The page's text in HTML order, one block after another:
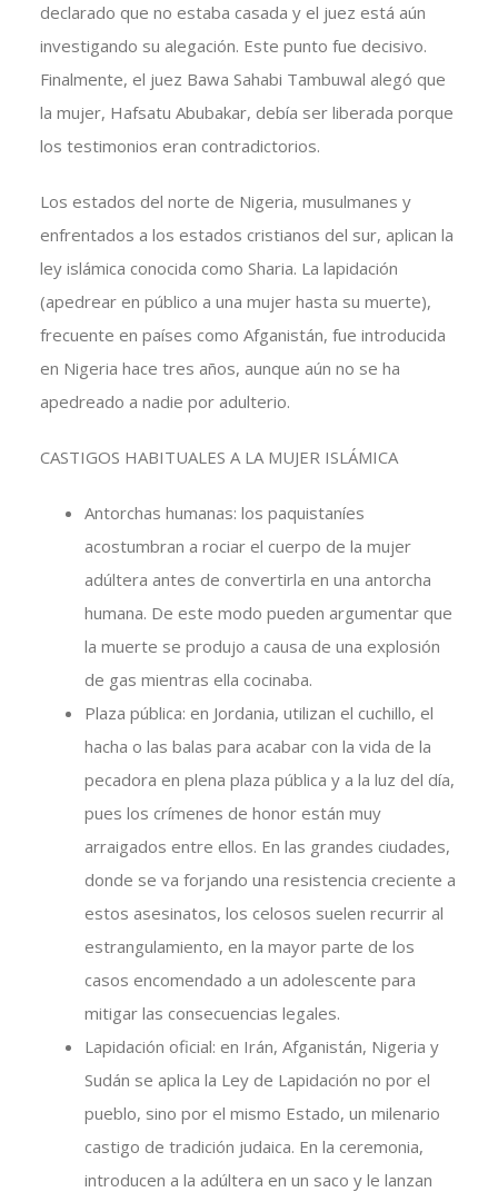
declarado que no estaba casada y el juez está aún
investigando su alegación. Este punto fue decisivo.
Finalmente, el juez Bawa Sahabi Tambuwal alegó que
la mujer, Hafsatu Abubakar, debía ser liberada porque
los testimonios eran contradictorios.
Los estados del norte de Nigeria, musulmanes y
enfrentados a los estados cristianos del sur, aplican la
ley islámica conocida como Sharia. La lapidación
(apedrear en público a una mujer hasta su muerte),
frecuente en países como Afganistán, fue introducida
en Nigeria hace tres años, aunque aún no se ha
apedreado a nadie por adulterio.
CASTIGOS HABITUALES A LA MUJER ISLÁMICA
Antorchas humanas: los paquistaníes
acostumbran a rociar el cuerpo de la mujer
adúltera antes de convertirla en una antorcha
humana. De este modo pueden argumentar que
la muerte se produjo a causa de una explosión
de gas mientras ella cocinaba.
Plaza pública: en Jordania, utilizan el cuchillo, el
hacha o las balas para acabar con la vida de la
pecadora en plena plaza pública y a la luz del día,
pues los crímenes de honor están muy
arraigados entre ellos. En las grandes ciudades,
donde se va forjando una resistencia creciente a
estos asesinatos, los celosos suelen recurrir al
estrangulamiento, en la mayor parte de los
casos encomendado a un adolescente para
mitigar las consecuencias legales.
Lapidación oficial: en Irán, Afganistán, Nigeria y
Sudán se aplica la Ley de Lapidación no por el
pueblo, sino por el mismo Estado, un milenario
castigo de tradición judaica. En la ceremonia,
introducen a la adúltera en un saco y le lanzan